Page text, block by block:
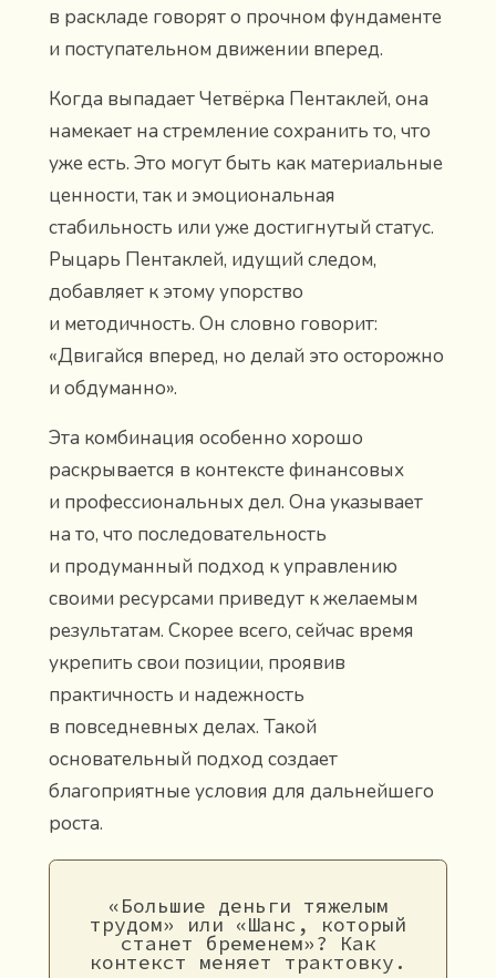
в раскладе говорят о прочном фундаменте
и поступательном движении вперед.
Когда выпадает Четвёрка Пентаклей, она
намекает на стремление сохранить то, что
уже есть. Это могут быть как материальные
ценности, так и эмоциональная
стабильность или уже достигнутый статус.
Рыцарь Пентаклей, идущий следом,
добавляет к этому упорство
и методичность. Он словно говорит:
«Двигайся вперед, но делай это осторожно
и обдуманно».
Эта комбинация особенно хорошо
раскрывается в контексте финансовых
и профессиональных дел. Она указывает
на то, что последовательность
и продуманный подход к управлению
своими ресурсами приведут к желаемым
результатам. Скорее всего, сейчас время
укрепить свои позиции, проявив
практичность и надежность
в повседневных делах. Такой
основательный подход создает
благоприятные условия для дальнейшего
роста.
«Большие деньги тяжелым
трудом» или «Шанс, который
станет бременем»? Как
контекст меняет трактовку.